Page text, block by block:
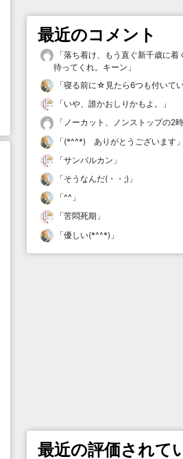
最近のコメント
「落ち着け、もう直ぐ新千歳に着
待ってくれ。キーン 」
「寝る前に☆見たら6つも付いて
「いや、誰かおしりかもよ。
」
「 ノーカット、ノンストップの2
「(*^^*) ありがとうございます 」
「サンバルカン 」
「そうなんだ(・・;) 」
「^^ 」
「苦悶死期 」
「優しい(*^^*) 」
最近の評価されて